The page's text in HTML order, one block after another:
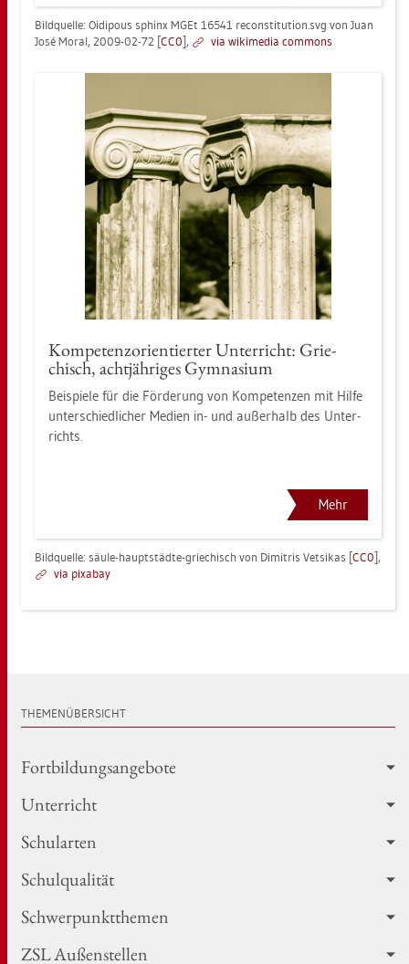
Bild­quel­le: Oidi­pous sphinx MGEt 16541 re­con­sti­tu­ti­on.svg von Juan
José Moral, 2009-02-72 [CC0], via wi­ki­me­dia com­mons
Kom­pe­tenz­ori­en­tier­ter Un­ter­richt: Grie­
chisch, acht­jäh­ri­ges Gym­na­si­um
Bei­spie­le für die För­de­rung von Kom­pe­ten­zen mit Hilfe
un­ter­schied­li­cher Me­di­en in- und au­ßer­halb des Un­ter­
richts.
Mehr
Bild­quel­le: säule-haupt­städ­te-grie­chisch von Di­mi­tris Vet­si­kas [CC0],
via pixabay
THE­MEN­ÜBER­SICHT
Fort­bil­dungs­an­ge­bo­te
Un­ter­richt
Schul­ar­ten
Schul­qua­li­tät
Schwer­punkt­the­men
ZSL Au­ßen­stel­len